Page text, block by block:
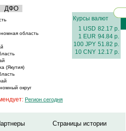
ДФО
область
(Якутия)
округ
Курсы валют
1 USD 82.17 р.
1 EUR 94.84 р.
100 JPY 51.82 р.
10 CNY 12.17 р.
Регион сегодня
Страницы истории